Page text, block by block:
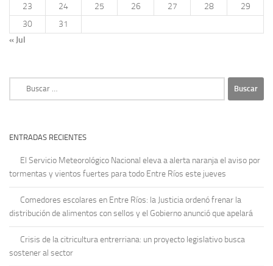
23
24 25 26 27 28
29
30
31
« Jul
ENTRADAS RECIENTES
El Servicio Meteorológico Nacional eleva a alerta naranja el aviso por
tormentas y vientos fuertes para todo Entre Ríos este jueves
Comedores escolares en Entre Ríos: la Justicia ordenó frenar la
distribución de alimentos con sellos y el Gobierno anunció que apelará
Crisis de la citricultura entrerriana: un proyecto legislativo busca
sostener al sector